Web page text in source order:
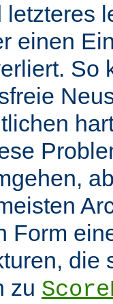
letzteres
einen
So
Form
die
zu